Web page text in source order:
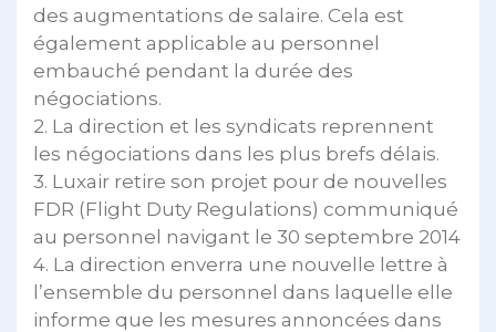
des augmentations de salaire. Cela est
également applicable au personnel
embauché pendant la durée des
négociations.
2. La direction et les syndicats reprennent
les négociations dans les plus brefs délais.
3. Luxair retire son projet pour de nouvelles
FDR (Flight Duty Regulations) communiqué
au personnel navigant le 30 septembre 2014
4. La direction enverra une nouvelle lettre à
l’ensemble du personnel dans laquelle elle
informe que les mesures annoncées dans